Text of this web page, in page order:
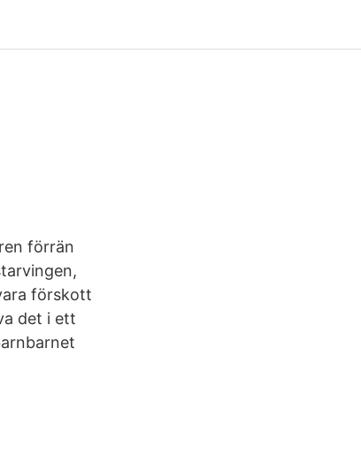
förrän
förskott
det i ett